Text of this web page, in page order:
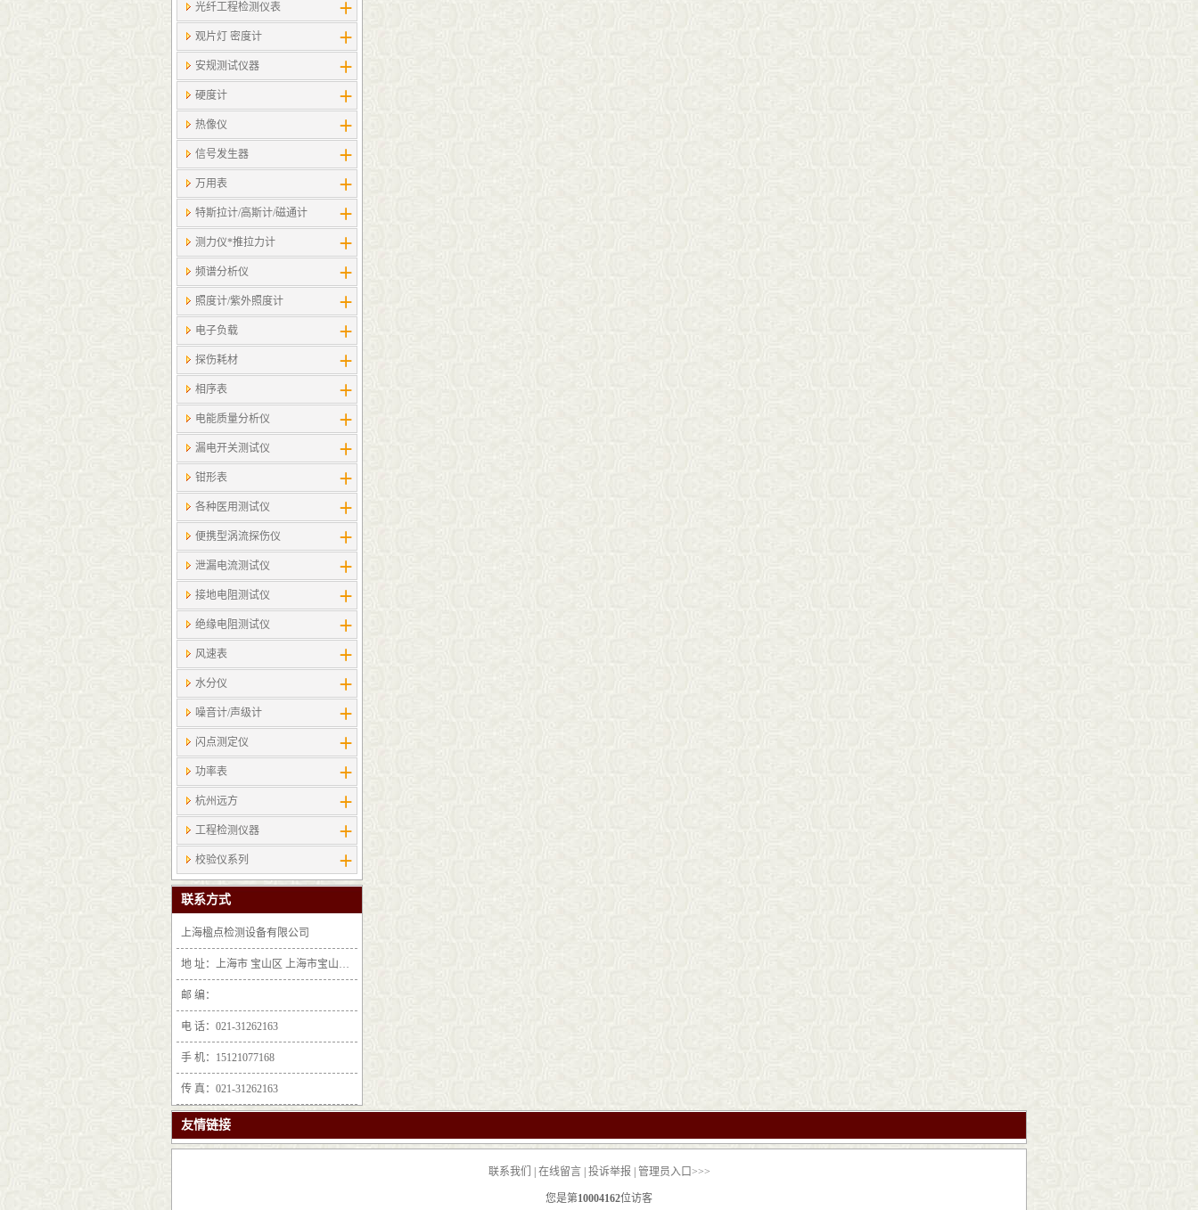
光纤工程检测仪表
观片灯 密度计
安规测试仪器
硬度计
热像仪
信号发生器
万用表
特斯拉计/高斯计​/磁通计
测力仪*推拉力计
频谱分析仪
照度计/紫外照度计
电子负载
探伤耗材
相序表
电能质量分析仪
漏电开关测试仪
钳形表
各种医用测试仪
便携型涡流探伤仪
泄漏电流测试仪
接地电阻测试仪
绝缘电阻测试仪
风速表
水分仪
噪音计/声级计
闪点测定仪
功率表
杭州远方
工程检测仪器
校验仪系列
联系方式
上海楹点检测设备有限公司
地 址：上海市 宝山区 上海市宝山区沪太路6397号1-2层F25区1011室
邮 编：
电 话：021-31262163
手 机：15121077168
传 真：021-31262163
友情链接
联系我们 在线留言| 投诉举报 管理员入口>>>
您是第10004162位访客